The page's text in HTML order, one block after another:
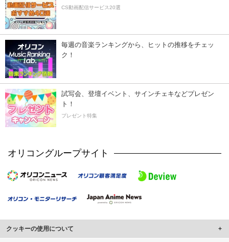
CS動画配信サービス20選
毎週の音楽ランキングから、ヒットの推移をチェッ
ク！
試写会、登壇イベント、サインチェキなどプレゼン
ト！
プレゼント特集
オリコングループサイト
クッキーの使用について